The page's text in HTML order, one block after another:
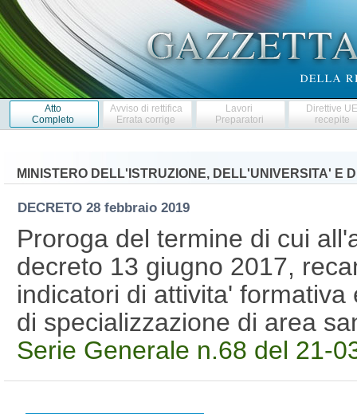
Atto
Completo
Avviso di rettifica
Errata corrige
Lavori
Preparatori
Direttive
recepite
MINISTERO DELL'ISTRUZIONE, DELL'UNIVERSITA' E
DECRETO 28 febbraio 2019
Proroga del termine di cui
decreto 13 giugno 2017,
indicatori di attivita'
di specializzazione di area
Serie Generale n.68 del 21-